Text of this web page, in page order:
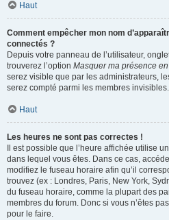
Haut
Comment empêcher mon nom
connectés ?
Depuis votre panneau de l’utilisateur,
trouverez l’option Masquer ma présence
serez visible que par les administrateurs,
serez compté parmi les membres invisibles.
Haut
Les heures ne sont pas correctes !
Il est possible que l’heure affichée utilise
dans lequel vous êtes. Dans ce cas,
modifiez le fuseau horaire afin qu’il
trouvez (ex : Londres, Paris, New York,
du fuseau horaire, comme la plupart des
membres du forum. Donc si vous n’êtes
pour le faire.